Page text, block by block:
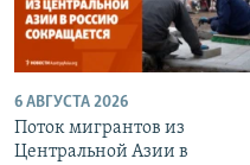
6 АВГУСТА 2026
Поток мигрантов из
Центральной Азии в